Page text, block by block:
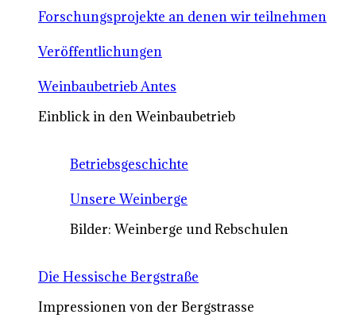
Forschungsprojekte an denen wir teilnehmen
Veröffentlichungen
Weinbaubetrieb Antes
Einblick in den Weinbaubetrieb
Betriebsgeschichte
Unsere Weinberge
Bilder: Weinberge und Rebschulen
Die Hessische Bergstraße
Impressionen von der Bergstrasse